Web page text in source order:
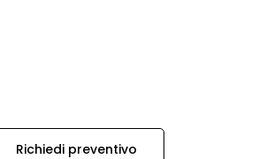
Richiedi preventivo